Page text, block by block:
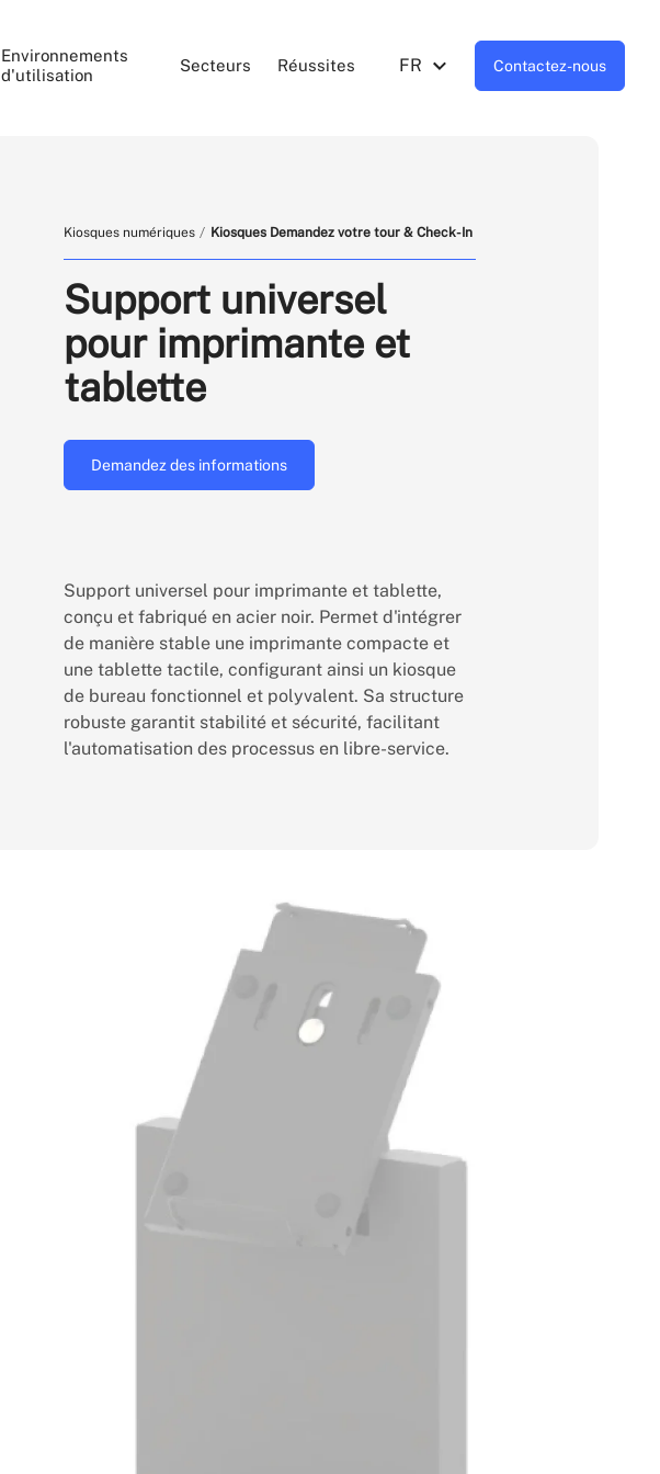
Contactez-nous
FR
Environnements
d'utilisation
Secteurs Réussites
Kiosques numériques Kiosques Demandez votre tour & Check-In
Support universel
pour imprimante et
tablette
Demandez des informations
Support universel pour imprimante et tablette,
conçu et fabriqué en acier noir. Permet d'intégrer
de manière stable une imprimante compacte et
une tablette tactile, configurant ainsi un kiosque
de bureau fonctionnel et polyvalent. Sa structure
robuste garantit stabilité et sécurité, facilitant
l'automatisation des processus en libre-service.